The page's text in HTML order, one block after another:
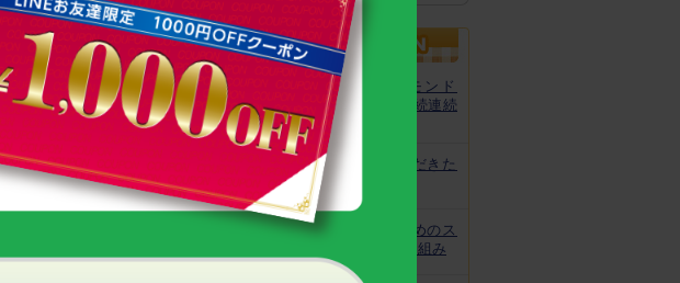
カルシウムグミが、モンド
「最高金賞」を13年連続連続
受賞！
非常時にお役立ていただきた
いトレーニング
皆様の安心と安全のためのス
クスクのっぽくんの取り組み